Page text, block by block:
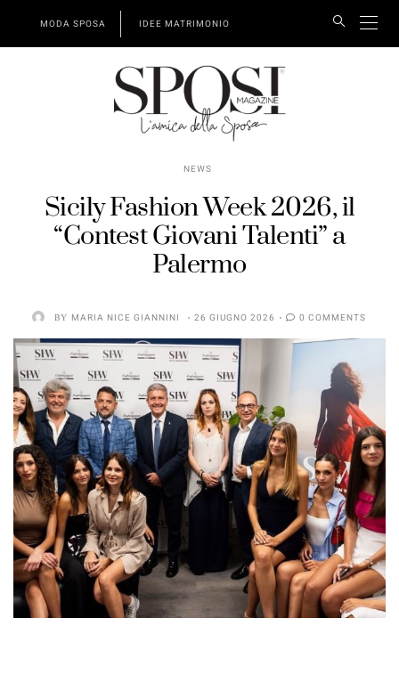
MODA SPOSA IDEE MATRIMONIO
NEWS
Sicily Fashion Week 2026, il
“Contest Giovani Talenti” a
Palermo
BY MARIA NICE GIANNINI 26 GIUGNO 2026 0 COMMENTS